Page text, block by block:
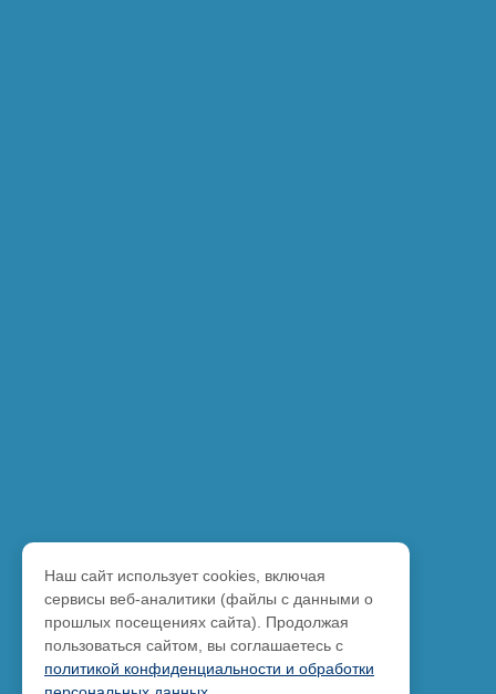
Наш сайт использует cookies, включая
сервисы веб-аналитики (файлы с данными о
прошлых посещениях сайта). Продолжая
пользоваться сайтом, вы соглашаетесь с
политикой конфиденциальности и обработки